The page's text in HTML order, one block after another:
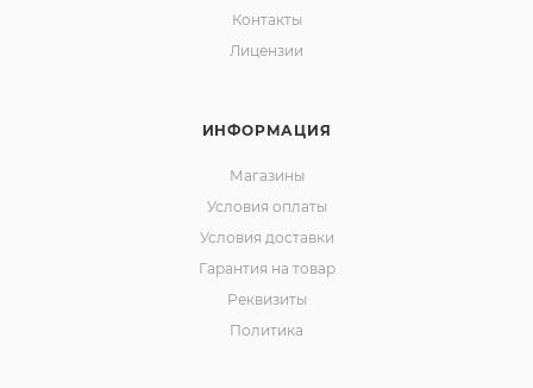
Контакты
Лицензии
ИНФОРМАЦИЯ
Магазины
Условия оплаты
Условия доставки
Гарантия на товар
Реквизиты
Политика